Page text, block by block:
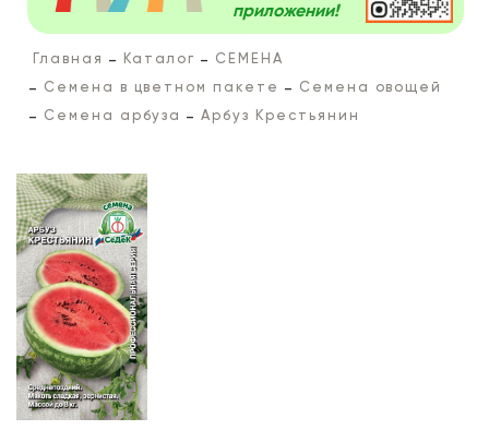
приложении!
Главная Каталог
СЕМЕНА
Семена в цветном пакете
Семена овощей
Семена арбуза
Арбуз Крестьянин